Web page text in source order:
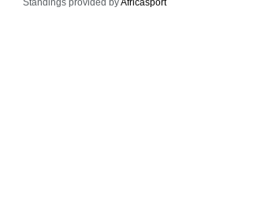
Standings provided byAfricasport